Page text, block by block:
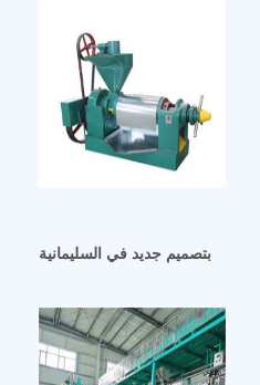
بتصميم جديد في السليمانية